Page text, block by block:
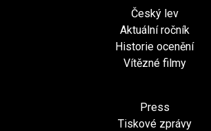
Český lev
Aktuální ročník
Historie ocenění
Vítězné filmy
Press
Tiskové zprávy